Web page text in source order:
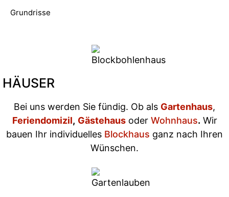
Grundrisse
HÄUSER
Bei uns werden Sie fündig. Ob als Gartenhaus,
Feriendomizil, GästehausoderWohnhaus. Wir
bauen Ihr individuelles Blockhaus ganz nach Ihren
Wünschen.